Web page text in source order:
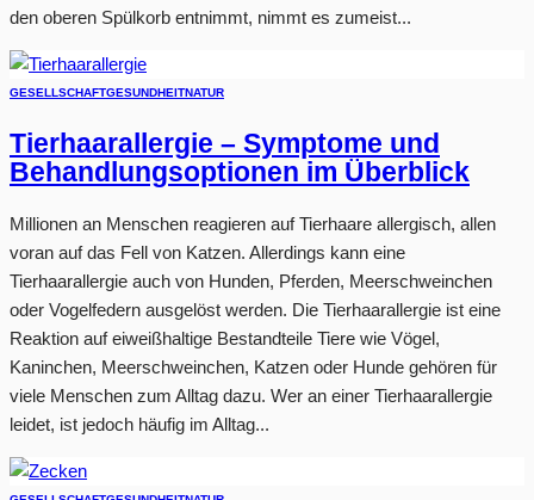
den oberen Spülkorb entnimmt, nimmt es zumeist...
GESELLSCHAFTGESUNDHEITNATUR
Tierhaarallergie – Symptome und
Behandlungsoptionen im Überblick
Millionen an Menschen reagieren auf Tierhaare allergisch, allen
voran auf das Fell von Katzen. Allerdings kann eine
Tierhaarallergie auch von Hunden, Pferden, Meerschweinchen
oder Vogelfedern ausgelöst werden. Die Tierhaarallergie ist eine
Reaktion auf eiweißhaltige Bestandteile Tiere wie Vögel,
Kaninchen, Meerschweinchen, Katzen oder Hunde gehören für
viele Menschen zum Alltag dazu. Wer an einer Tierhaarallergie
leidet, ist jedoch häufig im Alltag...